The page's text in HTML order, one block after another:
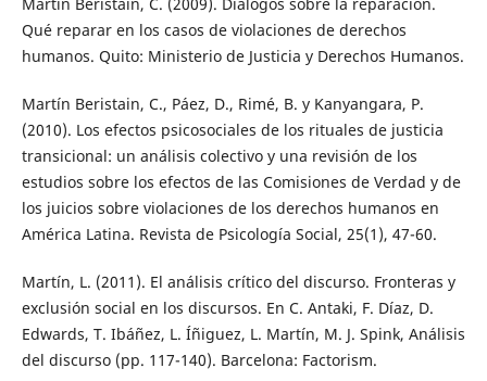
Qué reparar en los casos de violaciones de derechos
humanos. Quito: Ministerio de Justicia y Derechos Humanos.
Martín Beristain, C., Páez, D., Rimé, B. y Kanyangara, P.
(2010). Los efectos psicosociales de los rituales de justicia
transicional: un análisis colectivo y una revisión de los
estudios sobre los efectos de las Comisiones de Verdad y de
los juicios sobre violaciones de los derechos humanos en
América Latina. Revista de Psicología Social, 25(1), 47-60.
Martín, L. (2011). El análisis crítico del discurso. Fronteras y
exclusión social en los discursos. En C. Antaki, F. Díaz, D.
Edwards, T. Ibáñez, L. Íñiguez, L. Martín, M. J. Spink, Análisis
del discurso (pp. 117-140). Barcelona: Factorism.